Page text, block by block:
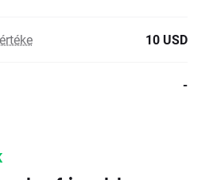
10 USD
-